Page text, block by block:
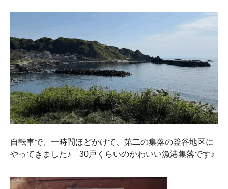
自転車で、一時間ほどかけて、第二の集落の釜谷地区に
やってきました♪ 30戸くらいのかわいい漁港集落です♪